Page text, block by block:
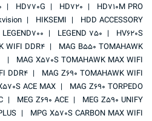
HD710M PRO
HD720
HD770G
HDD ACCESSORY
HIKSEMI
HV620S
LEGEND 750
LEGEND700
MAG B550 TOMAHAWK
WIFI DDR4
MAG X570S TOMAHAWK MAX WIFI
MAG Z690 TOMAHAWK WIFI
DDR4
MAG Z690 TORPEDO
ACE MAX
MEG Z590 UNIFY
MEG Z690 ACE
MPG X570S CARBON MAX WIFI